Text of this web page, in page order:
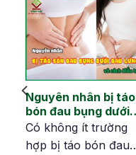
Nguyên nhân bị táo
bón đau bụng dưới
đau lưng và cách
khắc phục
Có không ít trường
hợp bị táo bón đau